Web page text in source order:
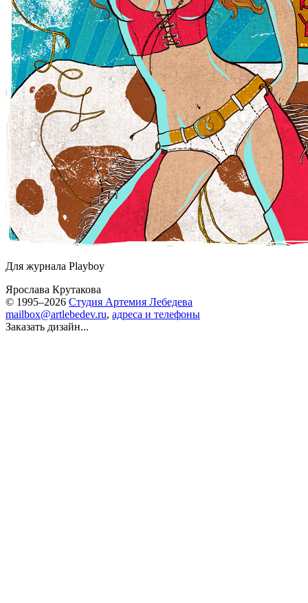
Для журнала Playboy
Ярослава Крутакова
© 1995–2026 Студия Артемия Лебедева
mailbox@artlebedev.ru, адреса и телефоны
Заказать дизайн...